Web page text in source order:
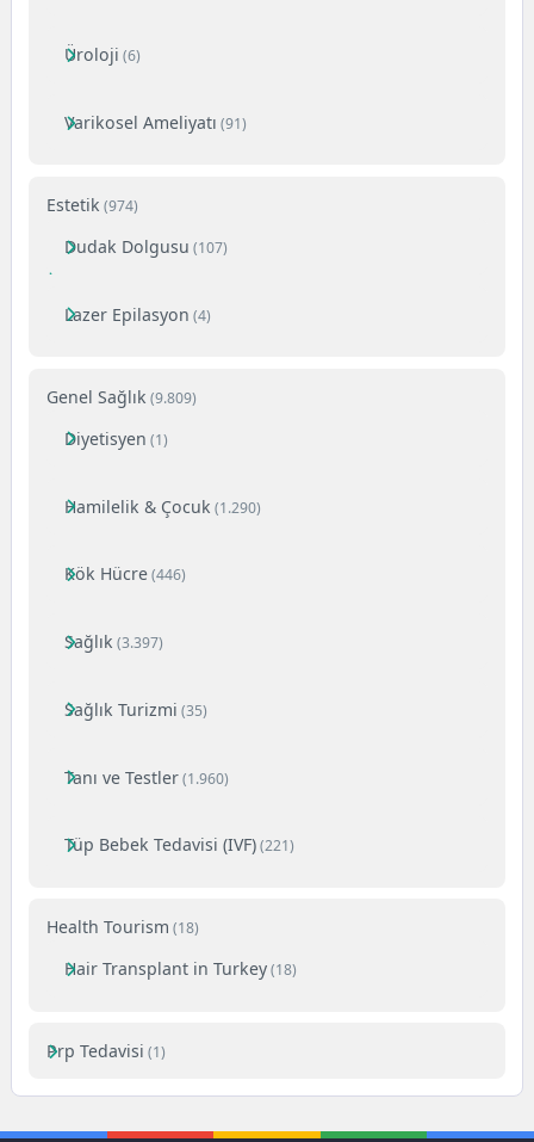
Üroloji (6)
Varikosel Ameliyatı (91)
Estetik (974)
Dudak Dolgusu (107)
Lazer Epilasyon (4)
Genel Sağlık (9.809)
Diyetisyen (1)
Hamilelik & Çocuk (1.290)
Kök Hücre(446)
Sağlık (3.397)
Sağlık Turizmi (35)
Tanı ve Testler(1.960)
Tüp Bebek Tedavisi (IVF)(221)
Health Tourism (18)
Hair Transplant in Turkey(18)
Prp Tedavisi (1)